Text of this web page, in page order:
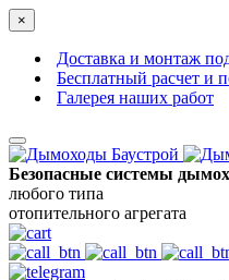
×
Доставка и монтаж
Бесплатный расчет и
Галерея наших работ
Безопасные системы
любого типа
отопительного агрегата